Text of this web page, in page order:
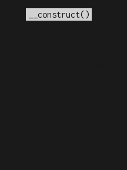
__construct()